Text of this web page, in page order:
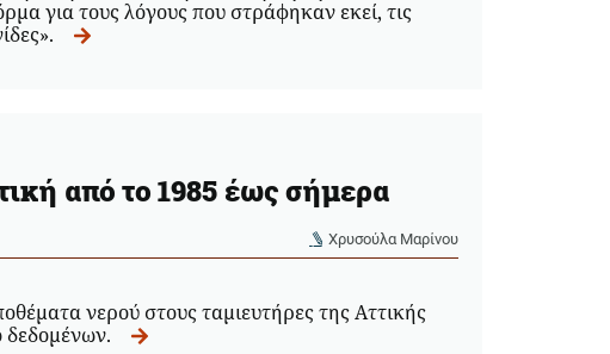
για τους λόγους που στράφηκαν εκεί, τις
από το 1985 έως σήμερα
Χρυσούλα Μαρίνου
νερού στους ταμιευτήρες της Αττικής
δεδομένων.